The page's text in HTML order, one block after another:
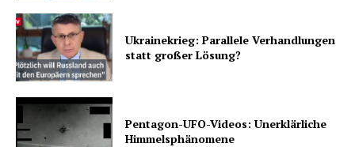
Ukrainekrieg: Parallele Verhandlungen
statt großer Lösung?
Pentagon-UFO-Videos: Unerklärliche
Himmelsphänomene